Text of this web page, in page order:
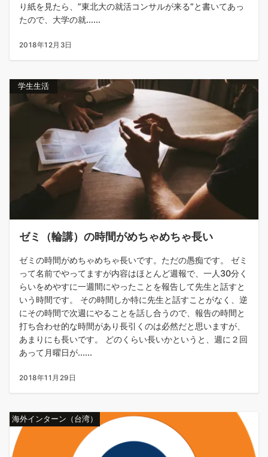
り紙を見たら、”東北大の就活コンサルが来る”と書いてあっ
たので、大学の就......
2018年12月3日
学生生活
ゼミ（輪講）の時間がめちゃめちゃ長い
ゼミの時間がめちゃめちゃ長いです。ただの愚痴です。 ゼミ
って名前でやってますが内容はほとんど週報で、一人30分く
らいをめやすに一週間にやったことを報告して先生と話すと
いう時間です。 その時間しか特に先生と話すことがなく、逆
にその時間で次週にやることを話し合うので、報告の時間と
打ち合わせ的な時間があり長引くのは必然だと思いますが、
あまりにも長いです。 どのくらい長いかというと、週に２回
あって月曜日が......
2018年11月29日
海外インターン（台湾）